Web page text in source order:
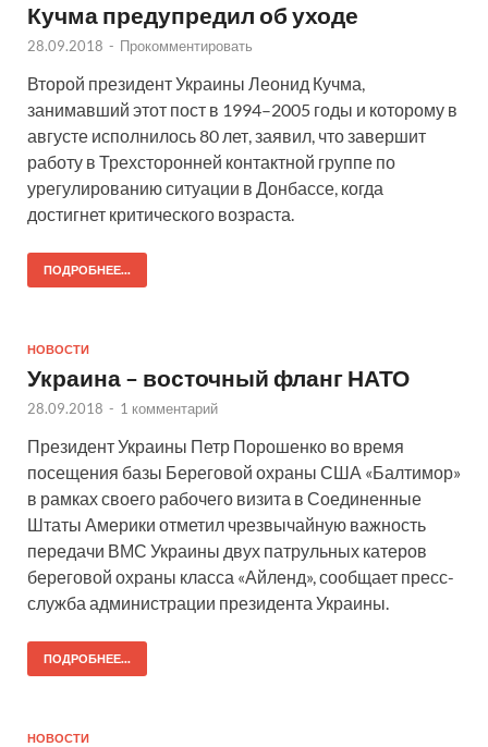
Кучма предупредил об уходе
28.09.2018 - Прокомментировать
Второй президент Украины Леонид Кучма,
занимавший этот пост в 1994–2005 годы и которому в
августе исполнилось 80 лет, заявил, что завершит
работу в Трехсторонней контактной группе по
урегулированию ситуации в Донбассе, когда
достигнет критического возраста.
ПОДРОБНЕЕ...
НОВОСТИ
Украина – восточный фланг НАТО
28.09.2018 - 1 комментарий
Президент Украины Петр Порошенко во время
посещения базы Береговой охраны США «Балтимор»
в рамках своего рабочего визита в Соединенные
Штаты Америки отметил чрезвычайную важность
передачи ВМС Украины двух патрульных катеров
береговой охраны класса «Айленд», сообщает пресс-
служба администрации президента Украины.
ПОДРОБНЕЕ...
НОВОСТИ